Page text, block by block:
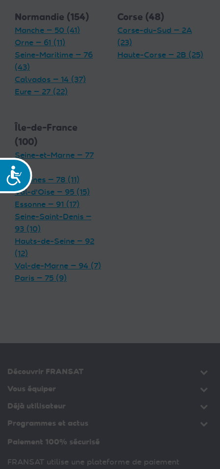
Accessibilité
Normandie (154)
Manche — 50 (41)
Orne — 61 (11)
Seine-Maritime — 76
(43)
Calvados — 14 (37)
Eure — 27 (22)
Corse (48)
Corse-du-Sud — 2A
(23)
Haute-Corse — 2B (25)
Île-de-France
(100)
Seine-et-Marne — 77
(19)
Yvelines — 78 (11)
Val-d'Oise — 95 (15)
Essonne — 91 (17)
Seine-Saint-Denis —
93 (10)
Hauts-de-Seine — 92
(12)
Val-de-Marne — 94 (7)
Paris — 75 (9)
Découvrir FRANSAT
Vous équiper
Déjà utilisateur
Programmes et actus
Paiement 100% sécurisé
FRANSAT utilise une plateforme de paiement